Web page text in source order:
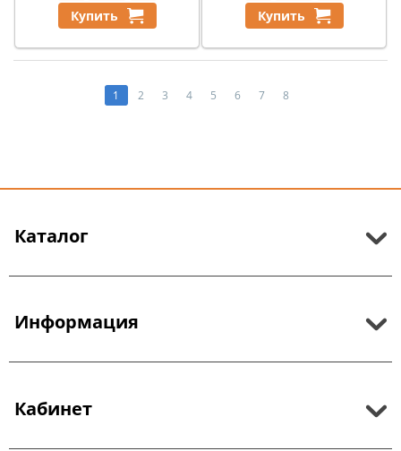
Купить Купить
1 2 3 4 5 6 7 8
Каталог
Информация
Кабинет